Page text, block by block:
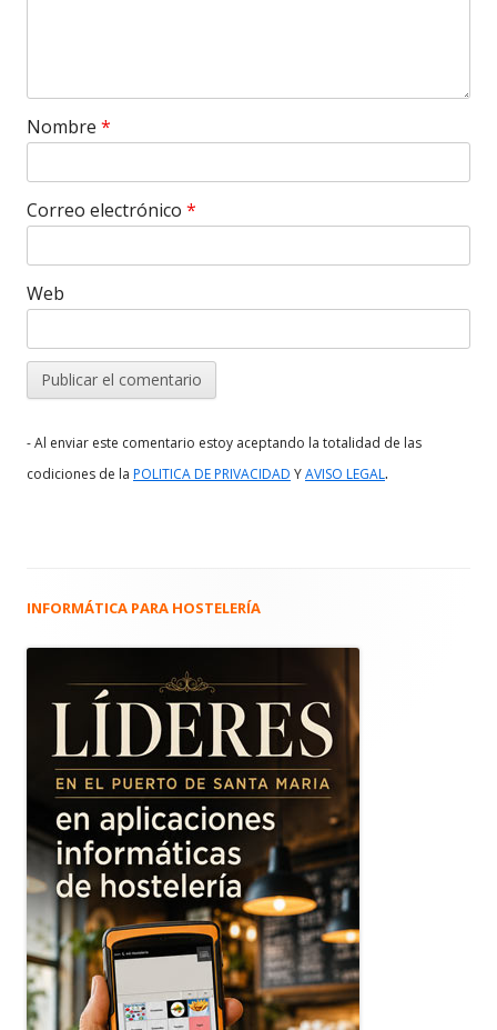
Nombre *
Correo electrónico *
Web
- Al enviar este comentario estoy aceptando la totalidad de las
codiciones de la POLITICA DE PRIVACIDAD YAVISO LEGAL.
Barra
principal
INFORMÁTICA PARA HOSTELERÍA